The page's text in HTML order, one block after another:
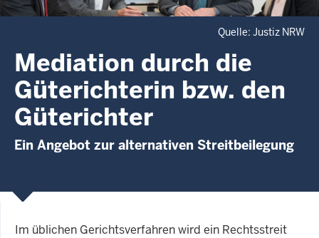
Quelle: Justiz NRW
Mediation durch die
Güterichterin bzw. den
Güterichter
Ein Angebot zur alternativen Streitbeilegung
Im üblichen Gerichtsverfahren wird ein Rechtsstreit